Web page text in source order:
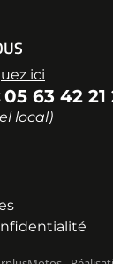
ici
05 63 42 21
local)